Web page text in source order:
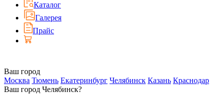
Каталог
Галерея
Прайс
Ваш город
Москва Тюмень Екатеринбург Челябинск Казань Краснодар
Ваш город Челябинск?